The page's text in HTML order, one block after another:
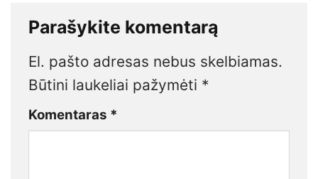
Parašykite komentarą
El. pašto adresas nebus skelbiamas.
Būtini laukeliai pažymėti *
Komentaras *